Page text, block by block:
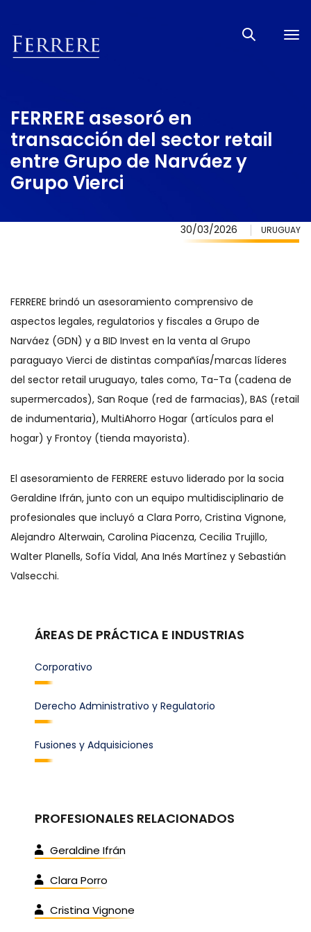
FERRERE asesoró en
transacción del sector retail
entre Grupo de Narváez y
Grupo Vierci
30/03/2026 URUGUAY
FERRERE brindó un asesoramiento comprensivo de
aspectos legales, regulatorios y fiscales a Grupo de
Narváez (GDN) y a BID Invest en la venta al Grupo
paraguayo Vierci de distintas compañías/marcas líderes
del sector retail uruguayo, tales como, Ta-Ta (cadena de
supermercados), San Roque (red de farmacias), BAS (retail
de indumentaria), MultiAhorro Hogar (artículos para el
hogar) y Frontoy (tienda mayorista).
El asesoramiento de FERRERE estuvo liderado por la socia
Geraldine Ifrán, junto con un equipo multidisciplinario de
profesionales que incluyó a Clara Porro, Cristina Vignone,
Alejandro Alterwain, Carolina Piacenza, Cecilia Trujillo,
Walter Planells, Sofía Vidal, Ana Inés Martínez y Sebastián
Valsecchi.
ÁREAS DE PRÁCTICA E INDUSTRIAS
Corporativo
Derecho Administrativo y Regulatorio
Fusiones y Adquisiciones
PROFESIONALES RELACIONADOS
Geraldine Ifrán
Clara Porro
Cristina Vignone